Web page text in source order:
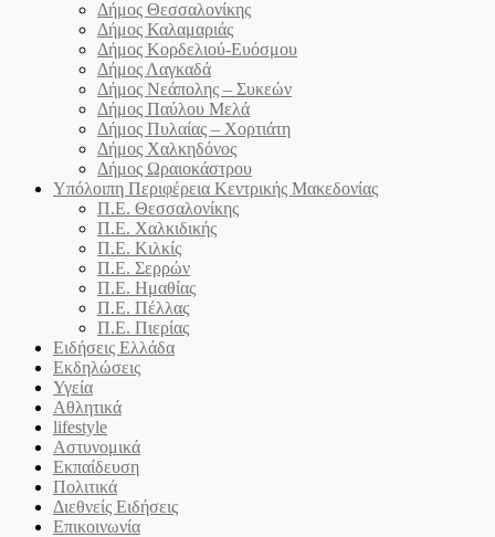
Δήμος Θεσσαλονίκης
Δήμος Καλαμαριάς
Δήμος Κορδελιού-Ευόσμου
Δήμος Λαγκαδά
Δήμος Νεάπολης – Συκεών
Δήμος Παύλου Μελά
Δήμος Πυλαίας – Χορτιάτη
Δήμος Χαλκηδόνος
Δήμος Ωραιοκάστρου
Υπόλοιπη Περιφέρεια Κεντρικής Μακεδονίας
Π.Ε. Θεσσαλονίκης
Π.Ε. Χαλκιδικής
Π.Ε. Κιλκίς
Π.Ε. Σερρών
Π.Ε. Ημαθίας
Π.Ε. Πέλλας
Π.Ε. Πιερίας
Ειδήσεις Ελλάδα
Εκδηλώσεις
Υγεία
Αθλητικά
lifestyle
Αστυνομικά
Εκπαίδευση
Πολιτικά
Διεθνείς Ειδήσεις
Επικοινωνία